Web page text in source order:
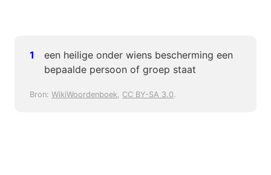
een heilige onder wiens bescherming een
bepaalde persoon of groep staat
Bron: WikiWoordenboek, CC BY-SA 3.0.